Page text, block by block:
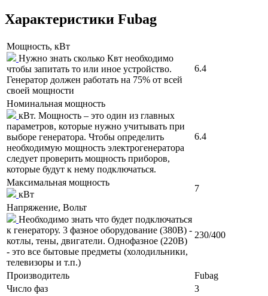
Характеристики Fubag
Мощность, кВт
Нужно знать сколько Квт необходимо
чтобы запитать то или иное устройство.
Генератор должен работать на 75% от всей
своей мощности
6.4
Номинальная мощность
кВт. Мощность – это один из главных
параметров, которые нужно учитывать при
выборе генератора. Чтобы определить
необходимую мощность электрогенератора
следует проверить мощность приборов,
которые будут к нему подключаться.
6.4
Максимальная мощность
кВт
7
Напряжение, Вольт
Необходимо знать что будет подключаться
к генератору. 3 фазное оборудование (380В) -
котлы, тены, двигатели. Однофазное (220В)
- это все бытовые предметы (холодильники,
телевизоры и т.п.)
230/400
Производитель
Fubag
Число фаз
3